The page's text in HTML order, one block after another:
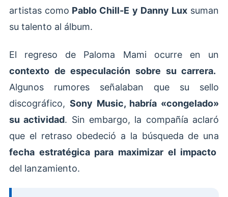
artistas como Pablo Chill-E y Danny Luxsuman
su talento al álbum.
El regreso de Paloma Mami ocurre en un
contexto de especulación sobre su carrera.
Algunos rumores señalaban que su sello
discográfico, Sony Music, habría «congelado»
su actividad. Sin embargo, la compañía aclaró
que el retraso obedeció a la búsqueda de una
fecha estratégica para maximizar el impacto
del lanzamiento.